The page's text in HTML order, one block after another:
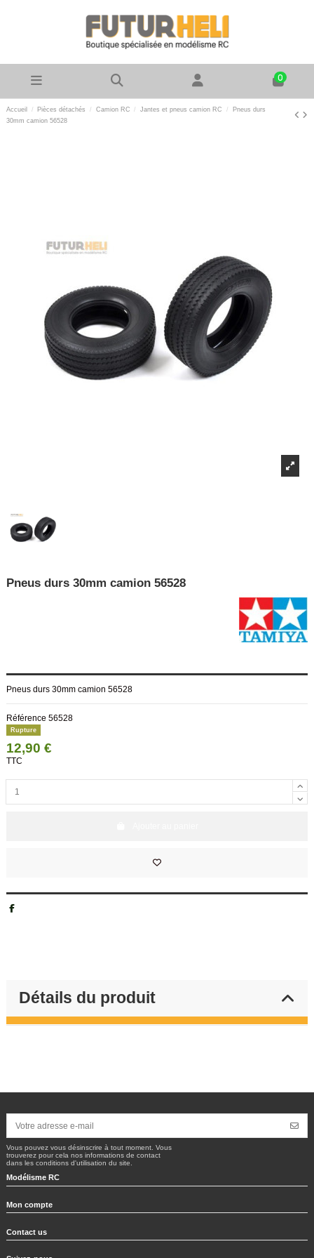
0
Accueil Pièces détachés Camion RC Jantes et pneus camion RC
Pneus durs
30mm camion 56528
Pneus durs 30mm camion 56528
Pneus durs 30mm camion 56528
Référence 56528
Rupture
12,90 €
TTC
Détails du produit
Vous pouvez vous désinscrire à tout moment. Vous
trouverez pour cela nos informations de contact
dans les conditions d'utilisation du site.
Modélisme RC
Mon compte
Contact us